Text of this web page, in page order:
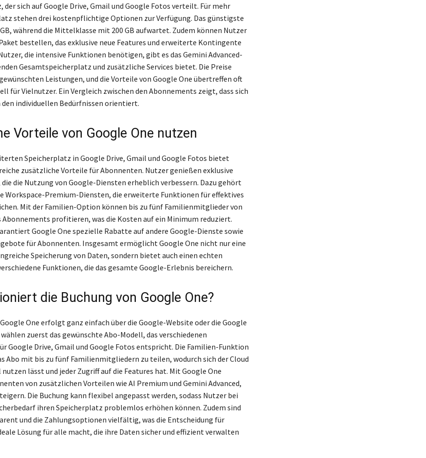
der sich auf Google Drive, Gmail und Google Fotos verteilt. Für mehr
stehen drei kostenpflichtige Optionen zur Verfügung. Das günstigste
während die Mittelklasse mit 200 GB aufwartet. Zudem können Nutzer
bestellen, das exklusive neue Features und erweiterte Kontingente
die intensive Funktionen benötigen, gibt es das Gemini Advanced-
Gesamtspeicherplatz und zusätzliche Services bietet. Die Preise
Leistungen, und die Vorteile von Google One übertreffen oft
für Vielnutzer. Ein Vergleich zwischen den Abonnements zeigt, dass sich
den individuellen Bedürfnissen orientiert.
Vorteile von Google One nutzen
Speicherplatz in Google Drive, Gmail und Google Fotos bietet
zusätzliche Vorteile für Abonnenten. Nutzer genießen exklusive
die Nutzung von Google-Diensten erheblich verbessern. Dazu gehört
Workspace-Premium-Diensten, die erweiterte Funktionen für effektives
Mit der Familien-Option können bis zu fünf Familienmitglieder von
Abonnements profitieren, was die Kosten auf ein Minimum reduziert.
Google One spezielle Rabatte auf andere Google-Dienste sowie
für Abonnenten. Insgesamt ermöglicht Google One nicht nur eine
Speicherung von Daten, sondern bietet auch einen echten
Funktionen, die das gesamte Google-Erlebnis bereichern.
die Buchung von Google One?
One erfolgt ganz einfach über die Google-Website oder die Google
zuerst das gewünschte Abo-Modell, das verschiedenen
Google Drive, Gmail und Google Fotos entspricht. Die Familien-Funktion
Abo mit bis zu fünf Familienmitgliedern zu teilen, wodurch sich der Cloud
lässt und jeder Zugriff auf die Features hat. Mit Google One
von zusätzlichen Vorteilen wie AI Premium und Gemini Advanced,
Die Buchung kann flexibel angepasst werden, sodass Nutzer bei
ihren Speicherplatz problemlos erhöhen können. Zudem sind
und die Zahlungsoptionen vielfältig, was die Entscheidung für
Lösung für alle macht, die ihre Daten sicher und effizient verwalten